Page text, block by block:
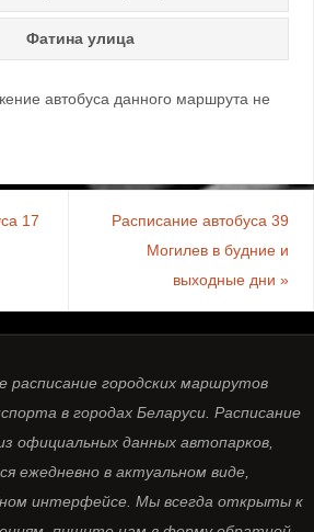
Фатина улица
автобуса данного маршрута не
17
Расписание автобуса 39
Могилев в будние и
выходные дни»
расписание городских маршрутов
в городах Беларуси. Расписание
официальных данных автопарков,
ежедневно в актуальном виде,
интерфейсе. Мы всегда открыты к